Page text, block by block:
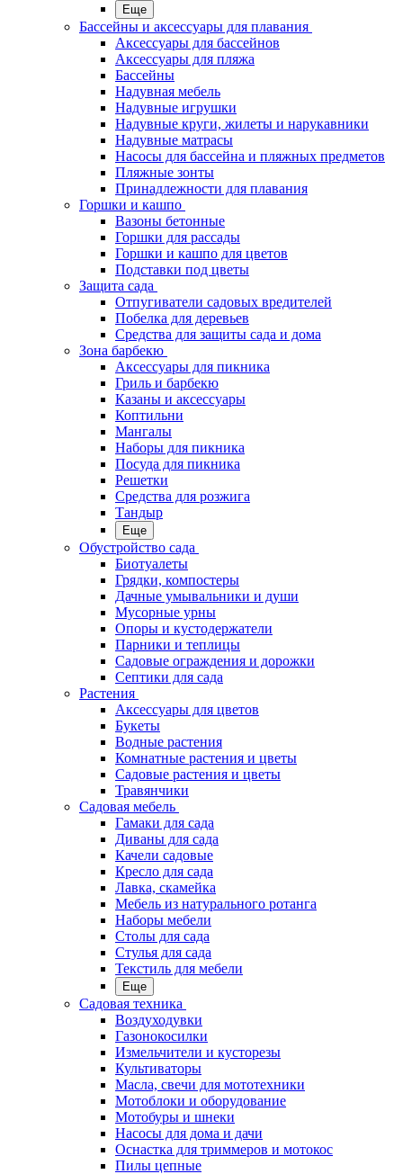
Еще
Бассейны и аксессуары для плавания
Аксессуары для бассейнов
Аксессуары для пляжа
Бассейны
Надувная мебель
Надувные игрушки
Надувные круги, жилеты и нарукавники
Надувные матрасы
Насосы для бассейна и пляжных предметов
Пляжные зонты
Принадлежности для плавания
Горшки и кашпо
Вазоны бетонные
Горшки для рассады
Горшки и кашпо для цветов
Подставки под цветы
Защита сада
Отпугиватели садовых вредителей
Побелка для деревьев
Средства для защиты сада и дома
Зона барбекю
Аксессуары для пикника
Гриль и барбекю
Казаны и аксессуары
Коптильни
Мангалы
Наборы для пикника
Посуда для пикника
Решетки
Средства для розжига
Тандыр
Еще
Обустройство сада
Биотуалеты
Грядки, компостеры
Дачные умывальники и души
Мусорные урны
Опоры и кустодержатели
Парники и теплицы
Садовые ограждения и дорожки
Септики для сада
Растения
Аксессуары для цветов
Букеты
Водные растения
Комнатные растения и цветы
Садовые растения и цветы
Травянчики
Садовая мебель
Гамаки для сада
Диваны для сада
Качели садовые
Кресло для сада
Лавка, скамейка
Мебель из натурального ротанга
Наборы мебели
Столы для сада
Стулья для сада
Текстиль для мебели
Еще
Садовая техника
Воздуходувки
Газонокосилки
Измельчители и кусторезы
Культиваторы
Масла, свечи для мототехники
Мотоблоки и оборудование
Мотобуры и шнеки
Насосы для дома и дачи
Оснастка для триммеров и мотокос
Пилы цепные